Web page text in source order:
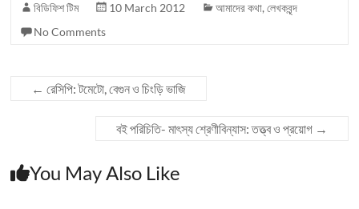
বিডিফিশ টিম 10 March 2012 আমাদের কথা,লেখকবৃন্দ
No Comments
← রেসিপি: টমেটো, বেগুন ও চিংড়ি ভাজি
বই পরিচিতি- মাৎস্য শ্রেণীবিন্যাস: তত্ত্ব ও প্রয়োগ →
You May Also Like